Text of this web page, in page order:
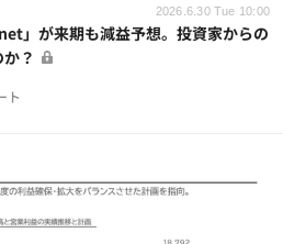
2026.6.30 Tue 10:00
」が来期も減益予想。投資家からの
？
ト